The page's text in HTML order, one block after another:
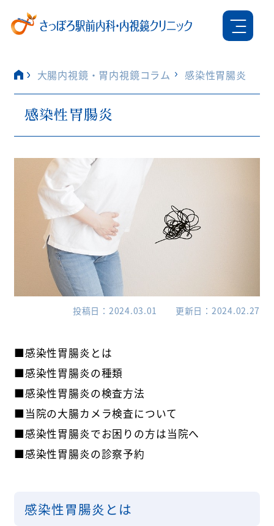
大腸内視鏡・胃内視鏡コラム 感染性胃腸炎
感染性胃腸炎
投稿日 2024.03.01 更新日 2024.02.27
■感染性胃腸炎とは
■感染性胃腸炎の種類
■感染性胃腸炎の検査方法
■当院の大腸カメラ検査について
■感染性胃腸炎でお困りの方は当院へ
■感染性胃腸炎の診察予約
感染性胃腸炎とは